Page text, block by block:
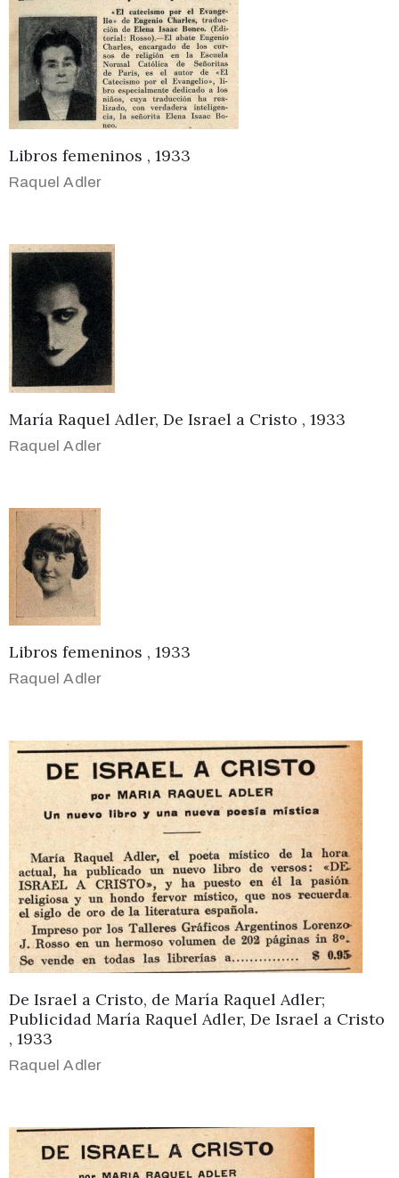
Libros femeninos , 1933
Raquel Adler
María Raquel Adler, De Israel a Cristo , 1933
Raquel Adler
Libros femeninos , 1933
Raquel Adler
De Israel a Cristo, de María Raquel Adler;
Publicidad María Raquel Adler, De Israel a Cristo
, 1933
Raquel Adler